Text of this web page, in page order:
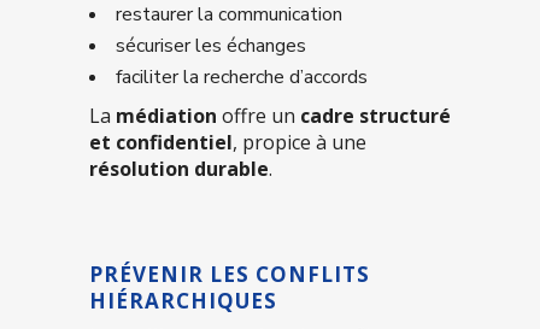
restaurer la communication
sécuriser les échanges
faciliter la recherche d’accords
La médiation offre un cadre structuré
et confidentiel, propice à une
résolution durable.
PRÉVENIR LES CONFLITS
HIÉRARCHIQUES